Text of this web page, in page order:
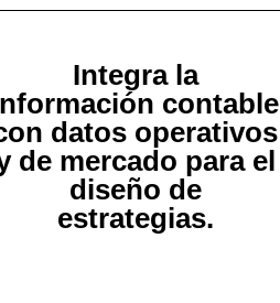
Integra la
contable
datos operativos
de mercado para el
diseño de
estrategias.